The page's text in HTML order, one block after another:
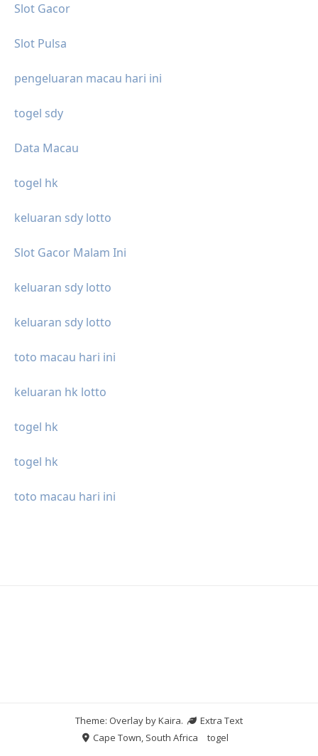
Slot Gacor
Slot Pulsa
pengeluaran macau hari ini
togel sdy
Data Macau
togel hk
keluaran sdy lotto
Slot Gacor Malam Ini
keluaran sdy lotto
keluaran sdy lotto
toto macau hari ini
keluaran hk lotto
togel hk
togel hk
toto macau hari ini
Theme: Overlay byKaira.
Extra Text
Cape Town, South Africa
togel